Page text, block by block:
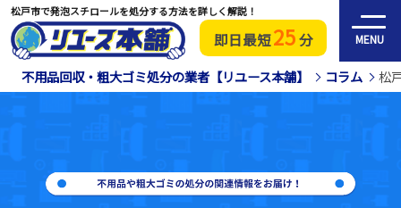
即日最短25分 MENU
松戸市で発泡スチロールを処分する方法を詳しく解説！
不用品回収・粗大ゴミ処分の業者【リユース本舗】 コラム 松